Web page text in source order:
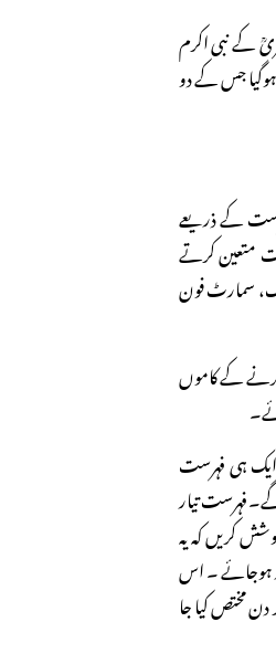
کے نبی اکرم
جس کے دو
کے ذریعے
متعین کرتے
سمارٹ فون
کے کاموں
ایک ہی فہرست
تیار
کریں کہ یہ
ہوجائے ۔ اس
مختص کیا جا